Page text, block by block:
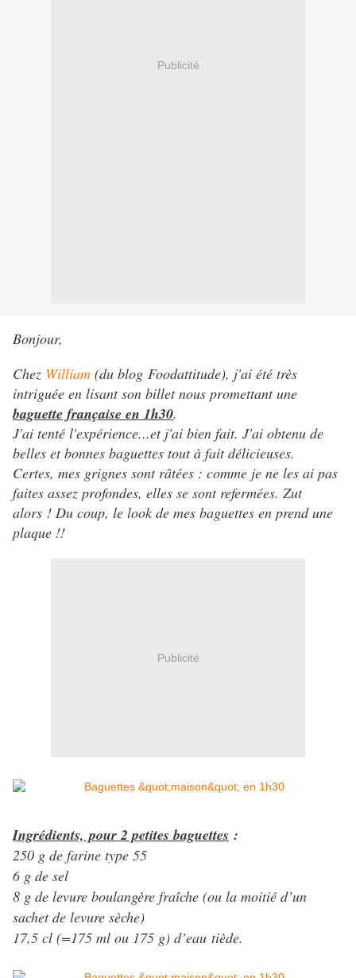
Publicité
Bonjour,
Chez William (du blog Foodattitude), j'ai été très
intriguée en lisant son billet nous promettant une
baguette française en 1h30.
J'ai tenté l'expérience...et j'ai bien fait. J'ai obtenu de
belles et bonnes baguettes tout à fait délicieuses.
Certes, mes grignes sont râtées : comme je ne les ai pas
faites assez profondes, elles se sont refermées. Zut
alors ! Du coup, le look de mes baguettes en prend une
plaque !!
Publicité
Ingrédients, pour 2 petites baguettes :
250 g de farine type 55
6 g de sel
8 g de levure boulangère fraîche (ou la moitié d’un
sachet de levure sèche)
17,5 cl (=175 ml ou 175 g) d’eau tiède.